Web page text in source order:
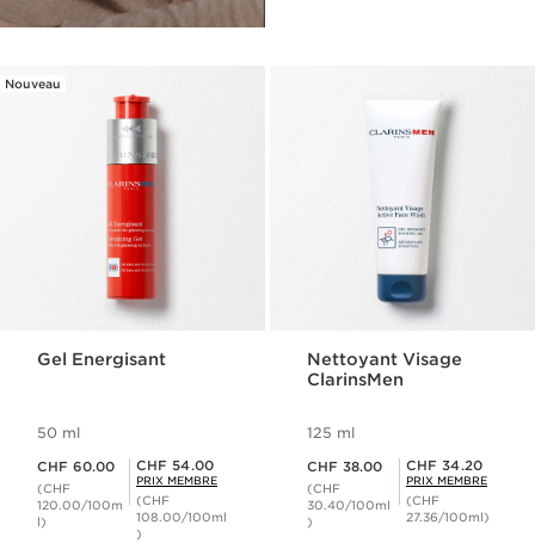
Nouveau
Gel Energisant
50 ml
CHF 60.00
(CHF
120.00/100m
l)
Prix Sérénité CHF 54.00
CHF 54.00
PRIX MEMBRE
(CHF
108.00/100ml
)
Nettoyant Visage
ClarinsMen
125 ml
CHF 38.00
(CHF
30.40/100ml
)
Prix Sérénité CHF 34.20
CHF 34.20
PRIX MEMBRE
(CHF
27.36/100ml)